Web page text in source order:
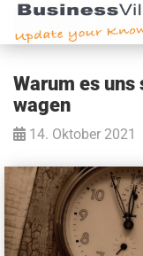
Warum es
wagen
14. Oktober 2021